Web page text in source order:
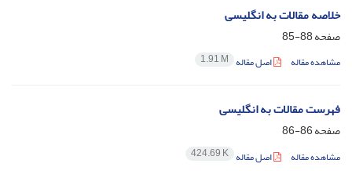
خلاصه مقالات به انگلیسی
صفحه88-85
مشاهده مقاله اصل مقاله 1.91 M
فهرست مقالات به انگلیسی
صفحه86-86
مشاهده مقاله اصل مقاله 424.69 K